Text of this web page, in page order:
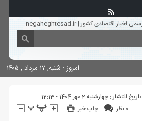
آگهی های دولتی چاپ شناسنامه سایت
امروز : شنبه, ۱۷ مرداد , ۱۴۰۵
تاریخ انتشار : چهارشنبه 2 مهر 1404 - 12:13
چاپ خبر
۰ نظر